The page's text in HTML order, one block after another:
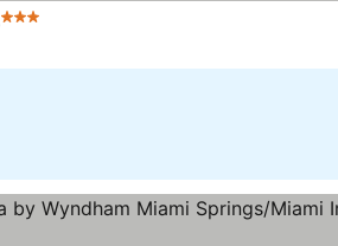
3 성급